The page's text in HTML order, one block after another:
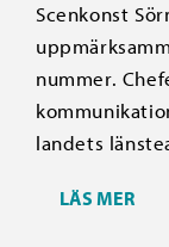
Scenkonst
nummer.
landets
LÄS MER